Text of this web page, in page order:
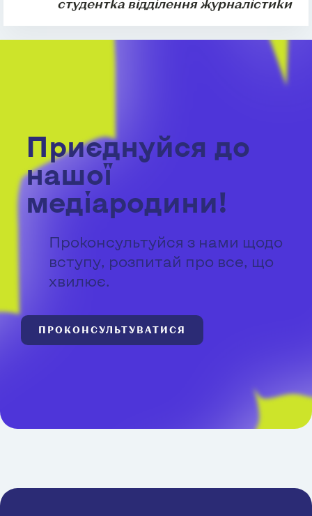
студентка відділення журналістики
Приєднуйся до
нашої
медіародини!
Проконсультуйся з нами щодо
вступу, розпитай про все, що
хвилює.
ПРОКОНСУЛЬТУВАТИСЯ